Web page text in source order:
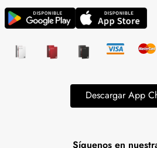
Descargar App
Síguenos en